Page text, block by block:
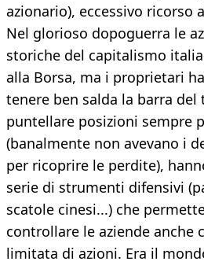
azionario), eccessivo ricorso
Nel glorioso dopoguerra le
storiche del capitalismo
alla Borsa, ma i proprietari
tenere ben salda la barra del
puntellare posizioni sempre
(banalmente non avevano i
per ricoprire le perdite),
serie di strumenti difensivi
scatole cinesi...) che
controllare le aziende anche
limitata di azioni. Era il